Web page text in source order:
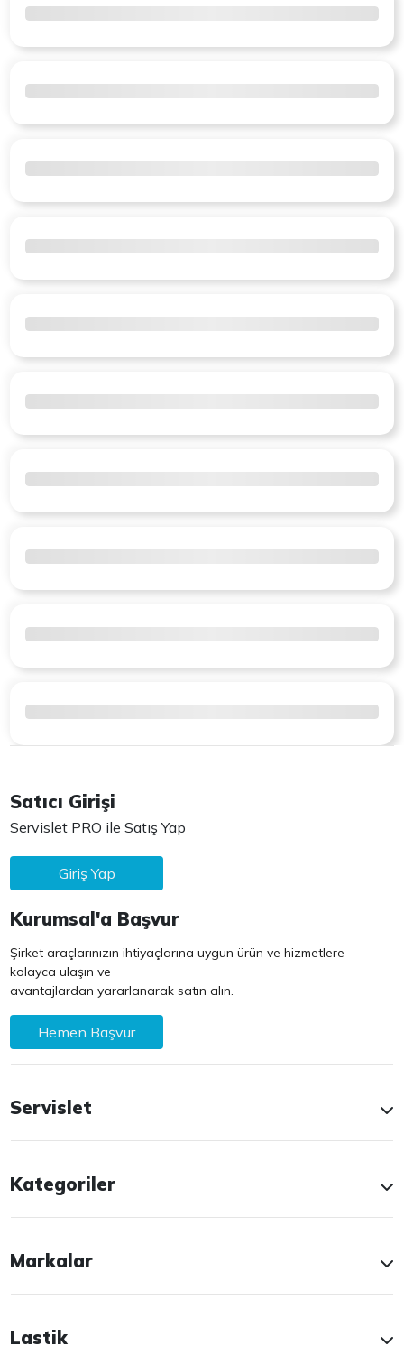
Satıcı Girişi
Servislet PRO ile Satış Yap
Giriş Yap
Kurumsal'a Başvur
Şirket araçlarınızın ihtiyaçlarına uygun ürün ve hizmetlere
kolayca ulaşın ve
avantajlardan yararlanarak satın alın.
Hemen Başvur
Servislet
Kategoriler
Markalar
Lastik